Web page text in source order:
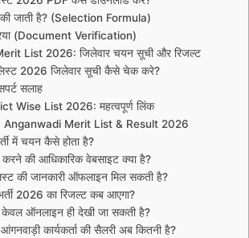
जाती है? (Selection Formula)
(Document Verification)
List 2026: जिलेवार चयन सूची और रिजल्ट
2026 जिलेवार सूची कैसे चेक करे?
सलाह
Wise List 2026: महत्वपूर्ण लिंक
Anganwadi Merit List & Result 2026
में चयन कैसे होता है?
की आधिकारिक वेबसाइट क्या है?
की जानकारी ऑफलाइन मिल सकती है?
2026 का रिजल्ट कब आएगा?
केवल ऑनलाइन ही देखी जा सकती है?
कार्यकर्ता की सैलरी अब कितनी है?